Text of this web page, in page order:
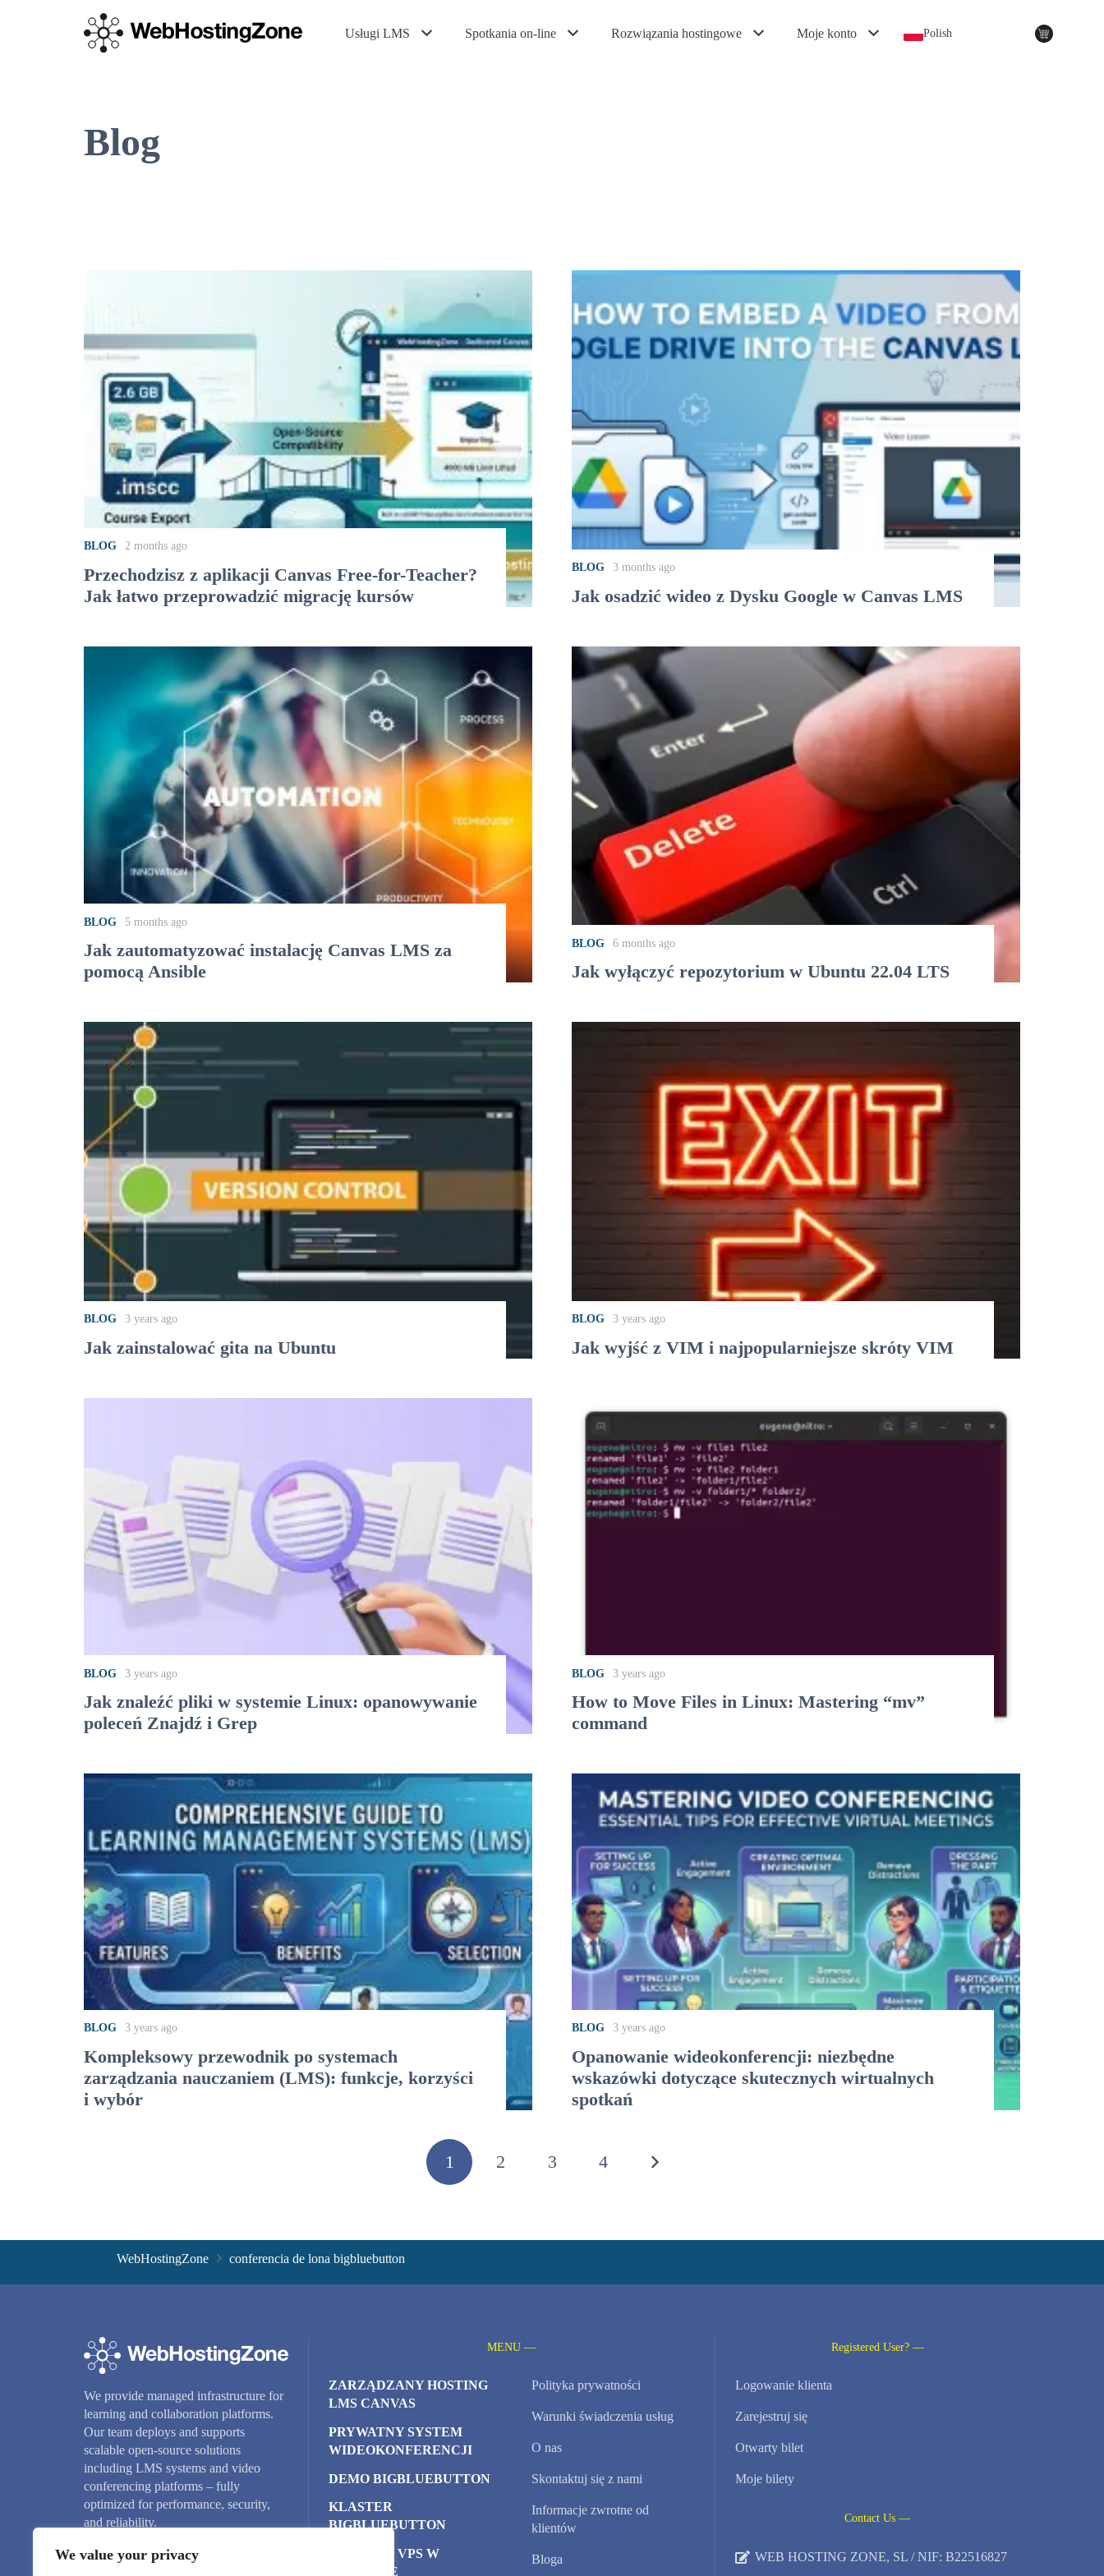
We value your privacy
Usługi LMS Spotkania on-line Rozwiązania hostingowe Moje konto Polish
Blog
BLOG 2 months ago
Przechodzisz z aplikacji Canvas Free-for-Teacher?
Jak łatwo przeprowadzić migrację kursów
BLOG 3 months ago
Jak osadzić wideo z Dysku Google w Canvas LMS
BLOG 5 months ago
Jak zautomatyzować instalację Canvas LMS za
pomocą Ansible
BLOG 6 months ago
Jak wyłączyć repozytorium w Ubuntu 22.04 LTS
BLOG 3 years ago
Jak zainstalować gita na Ubuntu
BLOG 3 years ago
Jak wyjść z VIM i najpopularniejsze skróty VIM
BLOG 3 years ago
Jak znaleźć pliki w systemie Linux: opanowywanie
poleceń Znajdź i Grep
BLOG 3 years ago
How to Move Files in Linux: Mastering “mv”
command
BLOG 3 years ago
Kompleksowy przewodnik po systemach
zarządzania nauczaniem (LMS): funkcje, korzyści
i wybór
BLOG 3 years ago
Opanowanie wideokonferencji: niezbędne
wskazówki dotyczące skutecznych wirtualnych
spotkań
1 2 3 4
WebHostingZone conferencia de lona bigbluebutton
We provide managed infrastructure for
learning and collaboration platforms.
Our team deploys and supports
scalable open-source solutions
including LMS systems and video
conferencing platforms – fully
optimized for performance, security,
and reliability.
MENU —
ZARZĄDZANY HOSTING
LMS CANVAS
PRYWATNY SYSTEM
WIDEOKONFERENCJI
DEMO BIGBLUEBUTTON
KLASTER
BIGBLUEBUTTON
SERWERY VPS W
CHMURZE
Polityka prywatności
Warunki świadczenia usług
O nas
Skontaktuj się z nami
Informacje zwrotne od
klientów
Bloga
Registered User? —
Logowanie klienta
Zarejestruj się
Otwarty bilet
Moje bilety
Contact Us —
WEB HOSTING ZONE, SL / NIF: B22516827